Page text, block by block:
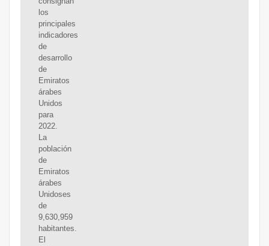
los
principales
indicadores
de
desarrollo
de
Emiratos
árabes
Unidos
para
2022.
La
población
de
Emiratos
árabes
Unidoses
de
9,630,959
habitantes.
El